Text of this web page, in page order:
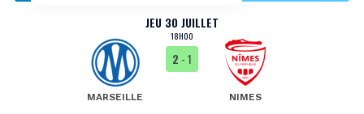
JEU 30 JUILLET
18H00
MARSEILLE
2 - 1
NIMES